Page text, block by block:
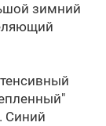
зимний
Синий